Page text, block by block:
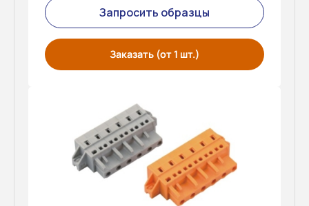
Запросить образцы
Заказать (от 1 шт.)